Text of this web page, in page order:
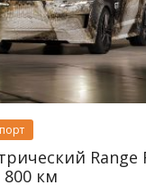
Range
800 км